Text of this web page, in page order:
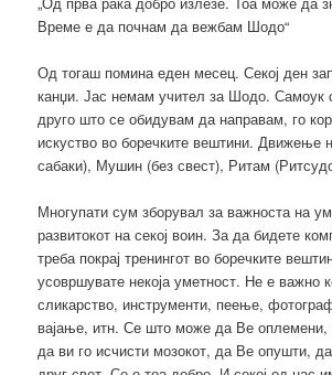
Време е да почнам да вежбам Шодо“
Од тогаш помина еден месец. Секој ден
канџи. Јас немам учител за Шодо. Самоук
друго што се обидувам да направам, го
искуство во боречките вештини. Движење
сабаки), Мушин (без свест), Ритам
Многупати сум зборувал за важноста на
развитокот на секој воин. За да бидете
треба покрај тренингот во боречките
усовршувате некоја уметност. Не е важно
сликарство, инструменти, пеење,
вајање, итн. Се што може да Ве
да ви го исчисти мозокот, да Ве опушти,